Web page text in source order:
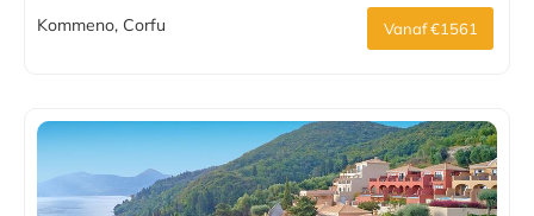
Kommeno, Corfu Vanaf €1561